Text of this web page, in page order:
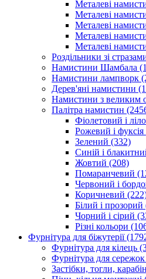
Металеві
Металеві
Металеві
Металеві
Металеві
Роздільники зі
Намистини Шамбала
Намистини лампворк
Дерев'яні намистини
Намистини з великим
Палітра намистин
Фіолетовий і
Рожевий і фуксія
Зелений (332)
Синій і
Жовтий (208)
Помаранчевий
Червоний і
Коричневий
Білий і прозорий
Чорний і сірий
Різні кольори
Фурнітура для біжутерії
Фурнітура для кілець
Фурнітура для сережок
Застібки, тогли,